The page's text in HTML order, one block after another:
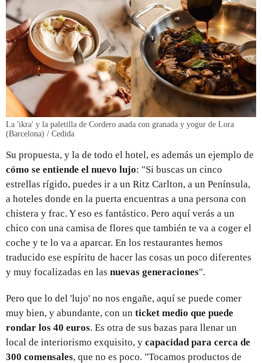
La 'ikra' y la paletilla de Cordero asada con granada y yogur de Lora
(Barcelona) / Cedida
Su propuesta, y la de todo el hotel, es además un ejemplo de
cómo se entiende el nuevo lujo: "Si buscas un cinco
estrellas rígido, puedes ir a un Ritz Carlton, a un Península,
a hoteles donde en la puerta encuentras a una persona con
chistera y frac. Y eso es fantástico. Pero aquí verás a un
chico con una camisa de flores que también te va a coger el
coche y te lo va a aparcar. En los restaurantes hemos
traducido ese espíritu de hacer las cosas un poco diferentes
y muy focalizadas en las nuevas generaciones".
Pero que lo del 'lujo' no nos engañe, aquí se puede comer
muy bien, y abundante, con un ticket medio que puede
rondar los 40 euros. Es otra de sus bazas para llenar un
local de interiorismo exquisito, y capacidad para cerca de
300 comensales, que no es poco. "Tocamos productos de